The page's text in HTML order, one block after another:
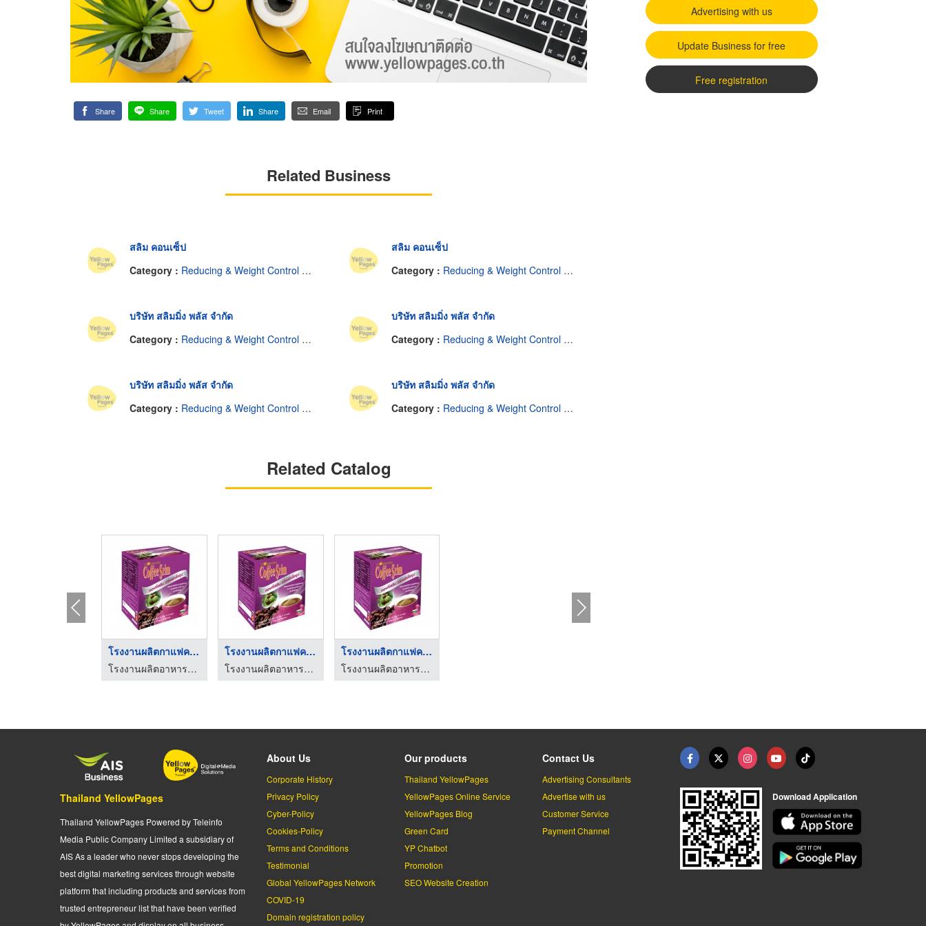
Share Share Tweet Share Email Print
Related Business
สลิม คอนเซ็ป
Category : Reducing & Weight Control Service
สลิม คอนเซ็ป
Category : Reducing & Weight Control Service
บริษัท สลิมมิ่ง พลัส จำกัด
Category : Reducing & Weight Control Service
บริษัท สลิมมิ่ง พลัส จำกัด
Category : Reducing & Weight Control Service
บริษัท สลิมมิ่ง พลัส จำกัด
Category : Reducing & Weight Control Service
บริษัท สลิมมิ่ง พลัส จำกัด
Category : Reducing & Weight Control Service
Related Catalog
โรงงานผลิตกาแฟควบคุม ...
โรงงานผลิตอาหารเสริม กาแฟ, โกโก้, เครื่องดื่มสุขภาพ และเครื่องสำอาง
โรงงานผลิตกาแฟควบคุม ...
โรงงานผลิตอาหารเสริม กาแฟ, โกโก้, เครื่องดื่มสุขภาพ และเครื่องสำอาง
โรงงานผลิตกาแฟควบคุม ...
โรงงานผลิตอาหารเสริม กาแฟ, โกโก้, เครื่องดื่มสุขภาพ และเครื่องสำอาง
Advertising with us
Update Business for free
Free registration
Thailand YellowPages
Thailand YellowPages Powered by Teleinfo
Media Public Company Limited a subsidiary of
AIS As a leader who never stops developing the
best digital marketing services through website
platform that including products and services from
trusted entrepreneur list that have been verified
About Us
Corporate History
Privacy Policy
Cyber-Policy
Cookies-Policy
Terms and Conditions
Testimonial
Global YellowPages Network
COVID-19
Domain registration policy
Our products
Thailand YellowPages
YellowPages Online Service
YellowPages Blog
Green Card
YP Chatbot
Promotion
SEO Website Creation
Contact Us
Advertising Consultants
Advertise with us
Customer Service
Payment Channel
Download Application